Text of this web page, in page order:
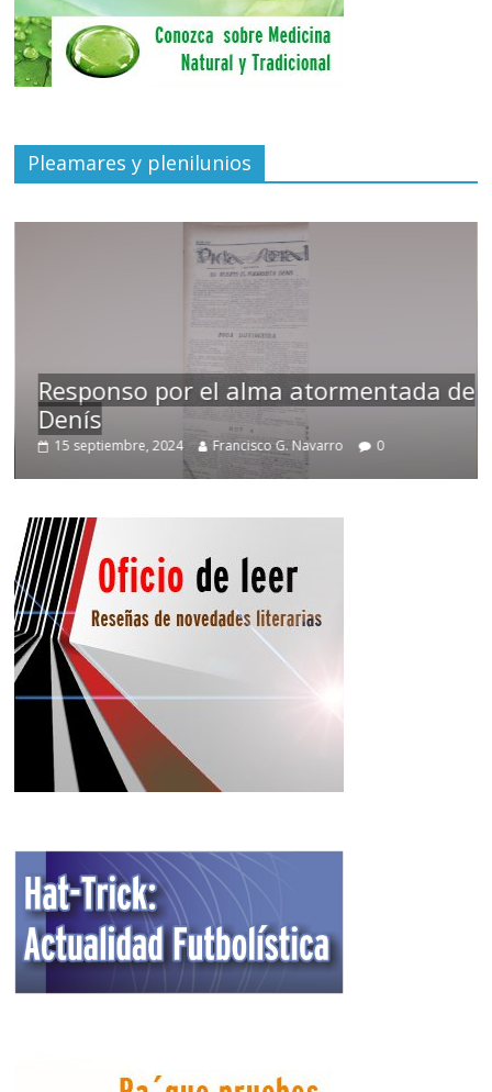
Pleamares y plenilunios
Responso por el alma atormentada de
Denís
15 septiembre, 2024 Francisco G. Navarro 0